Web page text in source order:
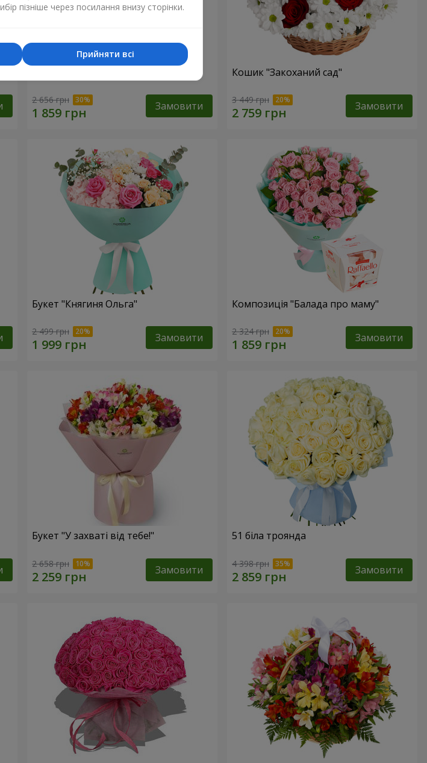
2 656 грн Замовити
Кошик "Закоханий сад"
3 449 грн Замовити
Букет "Княгиня Ольга"
2 499 грн Замовити
Композиція "Балада про маму"
2 324 грн Замовити
Букет "У захваті від тебе!"
2 658 грн Замовити
51 біла троянда
4 398 грн Замовити
пізніше через посилання внизу сторінки.
Прийняти всі